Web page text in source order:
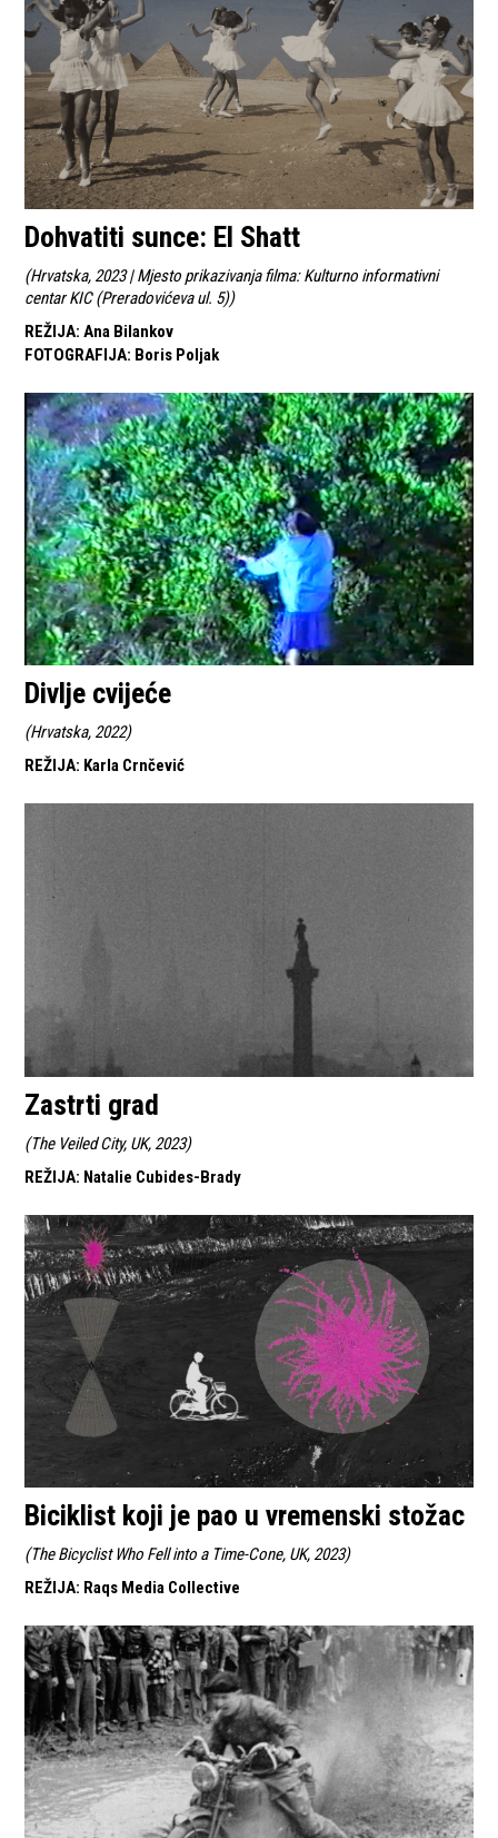
Dohvatiti sunce: El Shatt
(Hrvatska, 2023 | Mjesto prikazivanja filma: Kulturno informativni
centar KIC (Preradovićeva ul. 5))
REŽIJA: Ana Bilankov
FOTOGRAFIJA: Boris Poljak
Divlje cvijeće
(Hrvatska, 2022)
REŽIJA: Karla Crnčević
Zastrti grad
(The Veiled City, UK, 2023)
REŽIJA: Natalie Cubides-Brady
Biciklist koji je pao u vremenski stožac
(The Bicyclist Who Fell into a Time-Cone, UK, 2023)
REŽIJA: Raqs Media Collective